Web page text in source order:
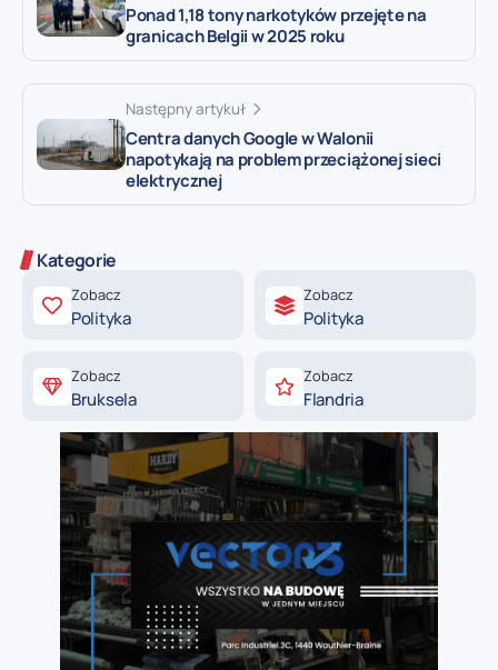
Ponad 1,18 tony narkotyków przejęte na
granicach Belgii w 2025 roku
Następny artykuł
Centra danych Google w Walonii
napotykają na problem przeciążonej sieci
elektrycznej
Kategorie
Zobacz
Polityka
Zobacz
Polityka
Zobacz
Bruksela
Zobacz
Flandria